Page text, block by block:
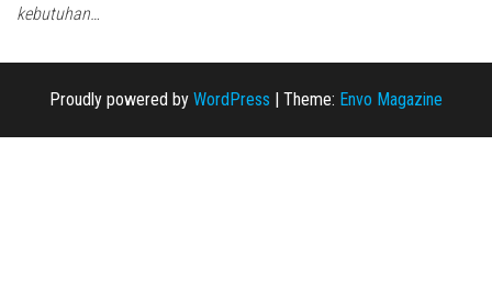
kebutuhan…
Proudly powered by WordPress | Theme: Envo Magazine